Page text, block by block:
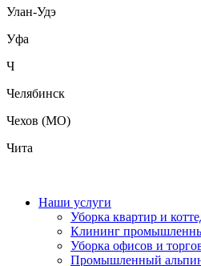
Улан-Удэ
Уфа
Ч
Челябинск
Чехов (МО)
Чита
Наши услуги
Уборка квартир и
Клининг
Уборка офисов и
Промышленный